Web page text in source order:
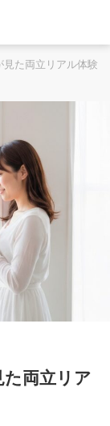
た両立リアル体験
た両立リア